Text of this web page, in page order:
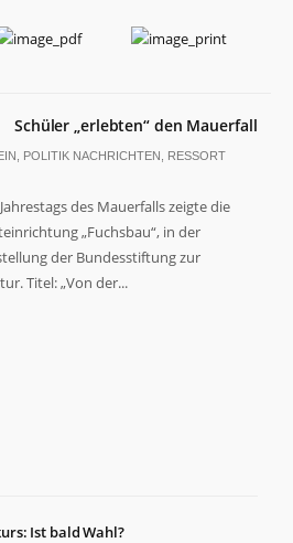
Schüler „erlebten“ den Mauerfall
POLITIK NACHRICHTEN
RESSORT
des Mauerfalls zeigte die
„Fuchsbau“, in der
der Bundesstiftung zur
Titel: „Von der...
Ist bald Wahl?